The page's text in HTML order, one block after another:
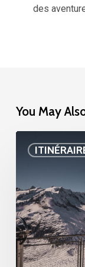
des
You May
en
hiver
:
5